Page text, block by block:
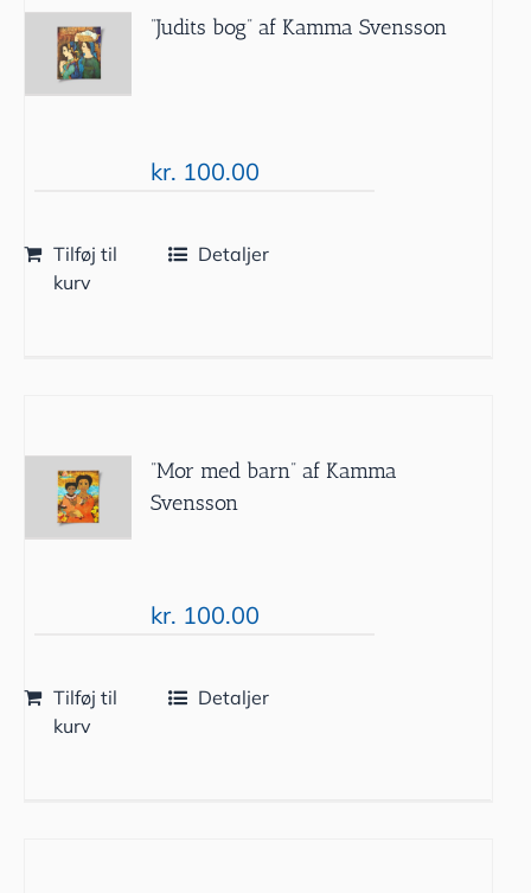
”Judits bog” af Kamma Svensson
kr. 100.00
Tilføj til
kurv
Detaljer
”Mor med barn” af Kamma
Svensson
kr. 100.00
Tilføj til
kurv
Detaljer